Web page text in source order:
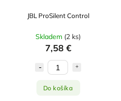
JBL ProSilent Control
Skladem (2 ks)
7,58 €
Do košíka